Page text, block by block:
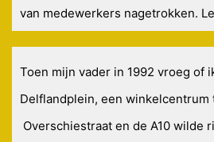
van medewerkers nagetrokken.
Toen mijn vader in 1992 vroeg of
Delflandplein, een winkelcentrum
Overschiestraat en de A10 wilde